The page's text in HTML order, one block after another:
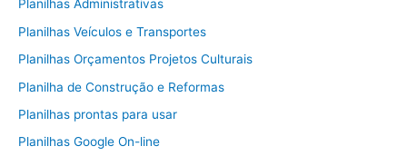
Planilhas Administrativas
Planilhas Veículos e Transportes
Planilhas Orçamentos Projetos Culturais
Planilha de Construção e Reformas
Planilhas prontas para usar
Planilhas Google On-line